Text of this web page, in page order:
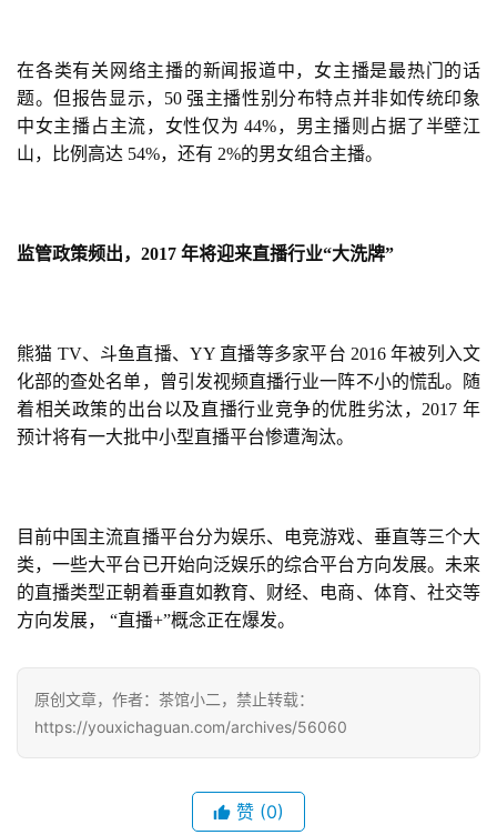
第
十
三
届
月
3
游
茶
对
会
上
在各类有关网络主播的新闻报道中，女主播是最热门的话
题。但报告显示，50 强主播性别分布特点并非如传统印象
中女主播占主流，女性仅为 44%，男主播则占据了半壁江
山，比例高达 54%，还有 2%的男女组合主播。
监管政策频出，2017 年将迎来直播行业“大洗牌”
熊猫 TV、斗鱼直播、YY 直播等多家平台 2016 年被列入文
化部的查处名单，曾引发视频直播行业一阵不小的慌乱。随
着相关政策的出台以及直播行业竞争的优胜劣汰，2017 年
预计将有一大批中小型直播平台惨遭淘汰。
目前中国主流直播平台分为娱乐、电竞游戏、垂直等三个大
类，一些大平台已开始向泛娱乐的综合平台方向发展。未来
的直播类型正朝着垂直如教育、财经、电商、体育、社交等
方向发展， “直播+”概念正在爆发。
原创文章，作者：茶馆小二，禁止转载：
https://youxichaguan.com/archives/56060
赞 (0)